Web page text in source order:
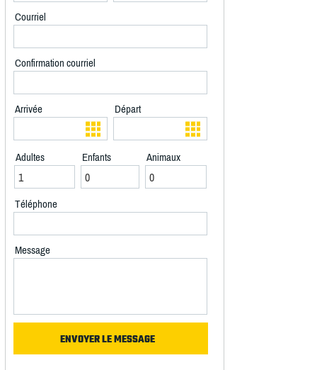
Courriel
Confirmation courriel
Arrivée Départ
Adultes Enfants Animaux
Téléphone
Message